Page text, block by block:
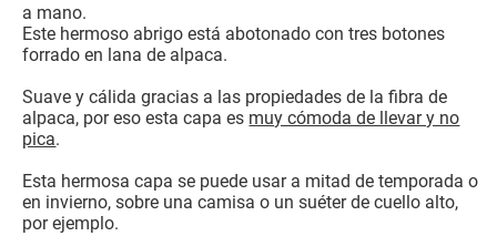
a mano.
Este hermoso abrigo está abotonado con tres botones
forrado en lana de alpaca.
Suave y cálida gracias a las propiedades de la fibra de
alpaca, por eso esta capa es muy cómoda de llevar y no
pica.
Esta hermosa capa se puede usar a mitad de temporada o
en invierno, sobre una camisa o un suéter de cuello alto,
por ejemplo.